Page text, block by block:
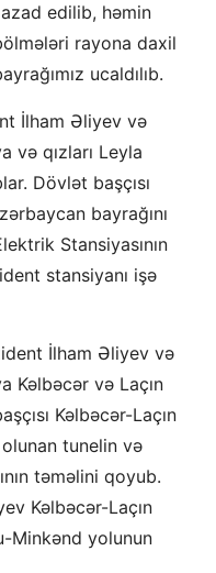
edilib, həmin
rayona daxil
ucaldılıb.
İlham Əliyev və
və qızları Leyla
Dövlət başçısı
bayrağını
Stansiyasının
stansiyanı işə
İlham Əliyev və
Kəlbəcər və Laçın
Kəlbəcər-Laçın
tunelin və
təməlini qoyub.
Kəlbəcər-Laçın
Minkənd yolunun